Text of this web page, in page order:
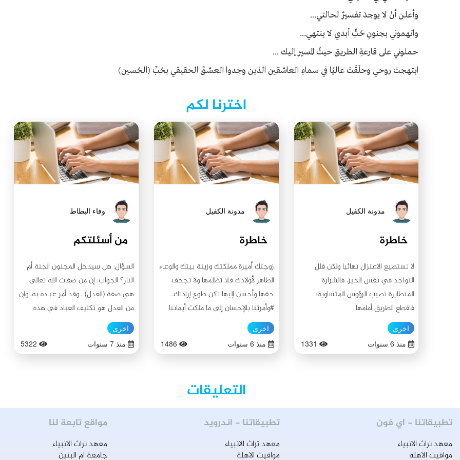
وأعلن أنْ لا يوجدَ تفسيرٌ لحالتي...
واتهموني بجنونِ حُبٍّ أبدي لا ينتهي...
حملوني على قارعةِ الطريق حيثُ المسير إليك ...
ابتهجتْ روحي وحلّقَتْ عاليًا في سماءِ العاشقين الذين وجدوا العشقَ الحقيقي بحُبِّ (الحُسين)
اخترنا لكم
مدونة الكفيل
خاطرة
لا تستطيع الاعتزال نهائيا ولكن قلل
التواجد في نفس الحيز، فالشرارة
المتطايرة تصيب الرؤوس المتساوية؛
فاقطع الطريق أمامها.
اخرى
منذ 6 سنوات
1331
مدونة الكفيل
خاطرة
زوجتك أميرة مملكتك وزينة بيتك والوعاء
الطاهر لأولادك فلا تظلمها ولا تجحف
حقها وأحسن إليها تكن طوع إرادتك...
#وأمرتنا بالإحسان إلى ما ملكت أيماننا
اخرى
منذ 6 سنوات
1486
وفاء البطاط
من أسئلتكم
السؤال: هل سيدخل المجنون الجنة أم
النار؟ الجواب: إن من صفات الله تعالى
هي صفة (العدل) ، وقد أمر عباده به، وإن
من العدل هو تكليف العباد في هذه
الدنيا بالأحكام والتكاليف الشرعية، لأنه
من القبيح أن يحاسبهم أو يعاقبهم يوم
القيامة وهو لم يكلفهم ولم يوضح لهم
ليس عنده علم بالتكاليف فهو معذور لا
يعاقب ، والأمر كذلك اذا كان الشخص
والعقاب ، فاذا سلب ما وهب سقط ما
اخرى
منذ 7 سنوات
5322
التعليقات
تطبيقاتنا - اي فون
معهد تراث الانبياء
مواقيت الاهلة
تطبيقاتنا - اندرويد
معهد تراث الانبياء
مواقيت الاهلة
مواقع تابعة لنا
معهد تراث الانبياء
جامعة ام البنين